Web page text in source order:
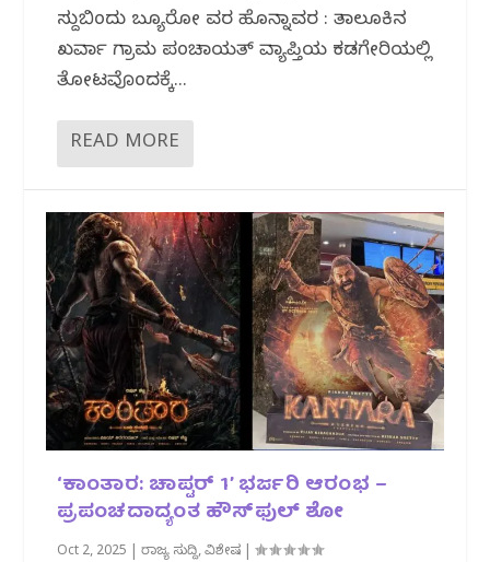
ಸುದ್ದಿಬಿಂದು ಬ್ಯೂರೋ ವರದಿ ಹೊನ್ನಾವರ : ತಾಲೂಕಿನ
ಖರ್ವಾ ಗ್ರಾಮ ಪಂಚಾಯತ್ ವ್ಯಾಪ್ತಿಯ ಕಡಗೇರಿಯಲ್ಲಿ
ತೋಟವೊಂದಕ್ಕೆ...
READ MORE
‘ಕಾಂತಾರ: ಚಾಪ್ಟರ್ 1’ ಭರ್ಜರಿ ಆರಂಭ –
ಪ್ರಪಂಚದಾದ್ಯಂತ ಹೌಸ್‌ಫುಲ್ ಶೋ
Oct 2, 2025 |ರಾಜ್ಯ ಸುದ್ದಿ,ವಿಶೇಷ |